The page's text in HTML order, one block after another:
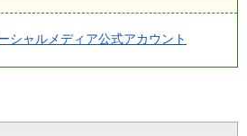
シャルメディア公式アカウント